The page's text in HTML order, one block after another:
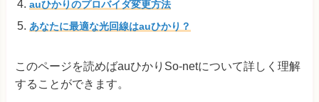
auひかりのプロバイダ変更方法
あなたに最適な光回線はauひかり？
このページを読めばauひかりSo-netについて詳しく理解
することができます。